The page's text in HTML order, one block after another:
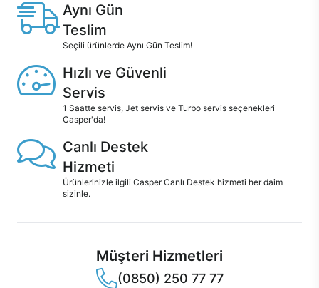
Aynı Gün
Teslim
Seçili ürünlerde Aynı Gün Teslim!
Hızlı ve Güvenli
Servis
1 Saatte servis, Jet servis ve Turbo servis seçenekleri
Casper'da!
Canlı Destek
Hizmeti
Ürünlerinizle ilgili Casper Canlı Destek hizmeti her daim
sizinle.
Müşteri Hizmetleri
(0850) 250 77 77